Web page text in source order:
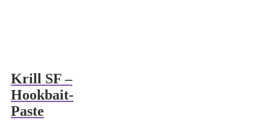
Krill SF –
Hookbait-
Paste